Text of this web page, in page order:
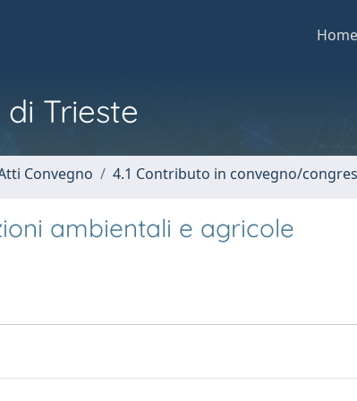
Home
Trieste
Convegno 4.1 Contributo in convegno/
ambientali e agricole